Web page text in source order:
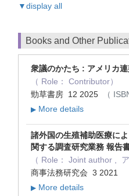
▼display all
Books and Other
衆議のかたち : アメリカ
（ Role： Contributor）
勁草書房 12 2025
（
▶ More details
諸外国の生殖補助医療に
関する調査研究業務 報告
（ Role： Joint author ,
商事法務研究会 3 2021
▶ More details